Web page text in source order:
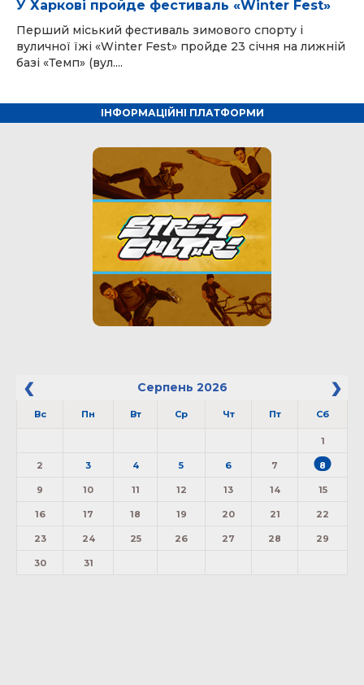
У Харкові пройде фестиваль «Winter Fest»
Перший міський фестиваль зимового спорту і
вуличної їжі «Winter Fest» пройде 23 січня на лижній
базі «Темп» (вул....
ІНФОРМАЦІЙНІ ПЛАТФОРМИ
Серпень 2026
Вс Пн Вт Ср Чт Пт Сб
1
2 3 4 5 6 7 8
9 10 11 12 13 14 15
16 17 18 19 20 21 22
23 24 25 26 27 28 29
30 31